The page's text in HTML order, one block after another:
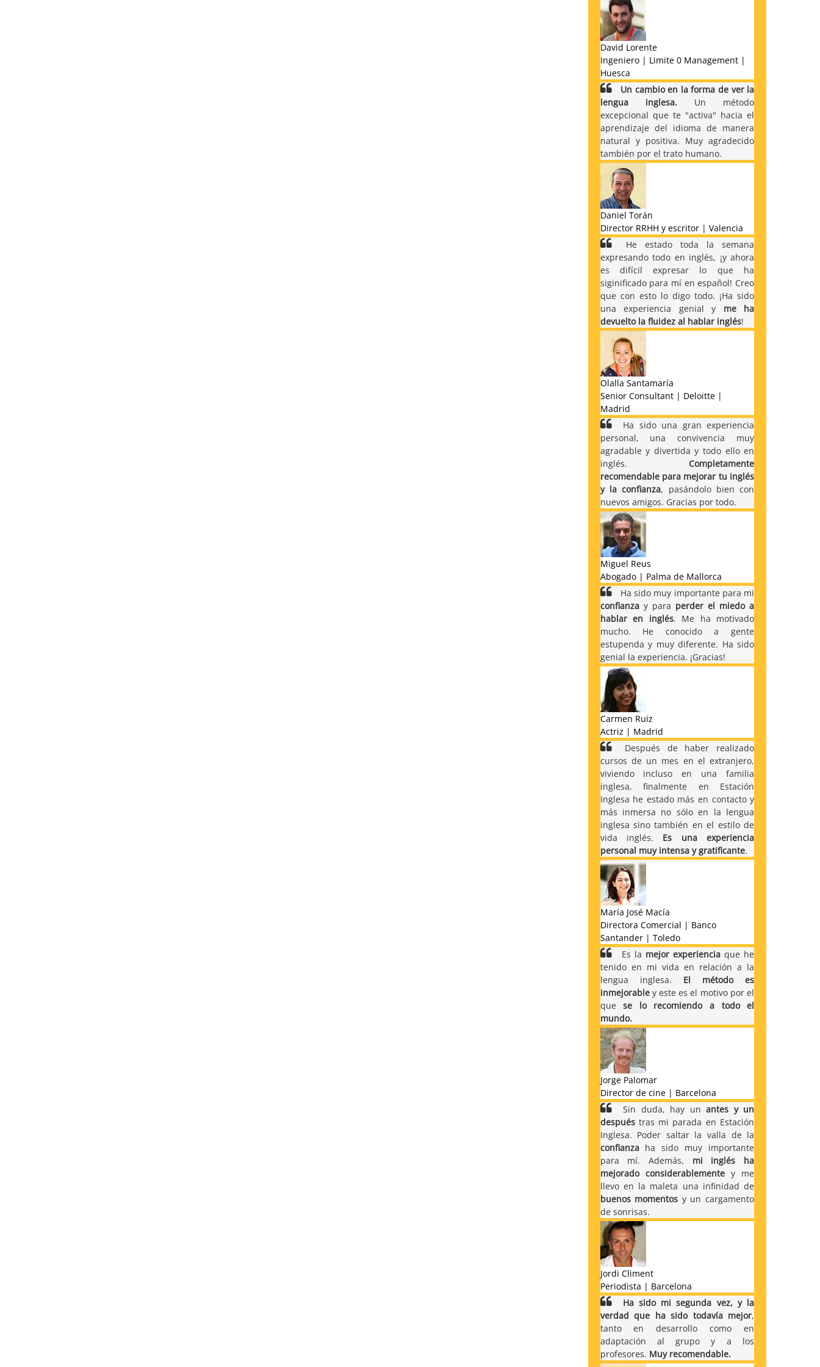
David Lorente
Ingeniero | Limite 0 Management |
Huesca
Un cambio en la forma de ver la
lengua inglesa.Un método
excepcional que te "activa" hacia el
aprendizaje del idioma de manera
natural y positiva. Muy agradecido
también por el trato humano.
Daniel Torán
Director RRHH y escritor | Valencia
He estado toda la semana
expresando todo en inglés, ¡y ahora
es difícil expresar lo que ha
siginificado para mí en español! Creo
que con esto lo digo todo. ¡Ha sido
una experiencia genial y me ha
devuelto la fluidez al hablar inglés!
Olalla Santamaría
Senior Consultant | Deloitte |
Madrid
Ha sido una gran experiencia
personal, una convivencia muy
agradable y divertida y todo ello en
inglés. Completamente
recomendable para mejorar tu inglés
y la confianza, pasándolo bien con
nuevos amigos. Gracias por todo.
Miguel Reus
Abogado | Palma de Mallorca
Ha sido muy importante para mi
confianzay para perder el miedo a
hablar en inglés. Me ha motivado
mucho. He conocido a gente
estupenda y muy diferente. Ha sido
genial la experiencia. ¡Gracias!
Carmen Ruiz
Actriz | Madrid
Después de haber realizado
cursos de un mes en el extranjero,
viviendo incluso en una familia
inglesa, finalmente en Estación
Inglesa he estado más en contacto y
más inmersa no sólo en la lengua
inglesa sino también en el estilo de
vida inglés. Es una experiencia
personal muy intensa y gratificante.
María José Macía
Directora Comercial | Banco
Santander | Toledo
Es la mejor experienciaque he
tenido en mi vida en relación a la
lengua inglesa. El método es
inmejorabley este es el motivo por el
quese lo recomiendo a todo el
mundo.
Jorge Palomar
Director de cine | Barcelona
Sin duda, hay unantes y un
despuéstras mi parada en Estación
Inglesa. Poder saltar la valla de la
confianzaha sido muy importante
para mí. Además, mi inglés ha
mejorado considerablementey me
llevo en la maleta una infinidad de
buenos momentos y un cargamento
de sonrisas.
Jordi Climent
Periodista | Barcelona
Ha sido mi segunda vez, y la
verdad que ha sido todavía mejor,
tanto en desarrollo como en
adaptación al grupo y a los
profesores. Muy recomendable.